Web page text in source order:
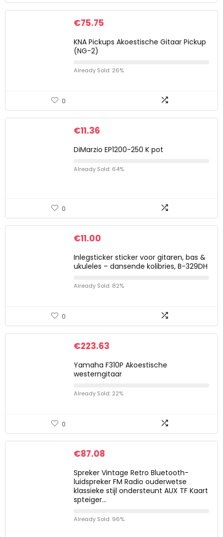
€75.75
KNA Pickups Akoestische Gitaar Pickup
(NG-2)
Already Sold: 26%
0
€11.36
DiMarzio EP1200-250 K pot
Already Sold: 64%
0
€11.00
Inlegsticker sticker voor gitaren, bas &
ukuleles – dansende kolibries, B-329DH
Already Sold: 82%
0
€223.63
Yamaha F310P Akoestische
westerngitaar
Already Sold: 22%
0
€87.08
Spreker Vintage Retro Bluetooth-
luidspreker FM Radio ouderwetse
klassieke stijl ondersteunt AUX TF Kaart
spteiger…
Already Sold: 96%